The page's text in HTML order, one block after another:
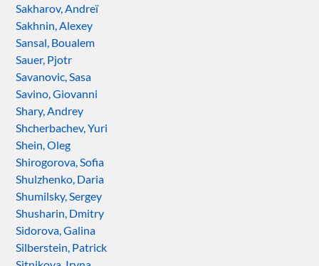
Sakharov, Andreï
Sakhnin, Alexey
Sansal, Boualem
Sauer, Pjotr
Savanovic, Sasa
Savino, Giovanni
Shary, Andrey
Shcherbachev, Yuri
Shein, Oleg
Shirogorova, Sofia
Shulzhenko, Daria
Shumilsky, Sergey
Shusharin, Dmitry
Sidorova, Galina
Silberstein, Patrick